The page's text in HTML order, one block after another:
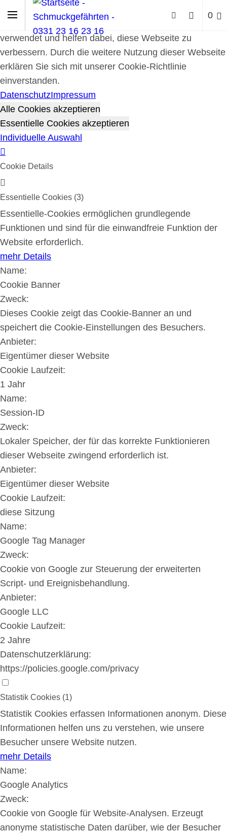
Cookie-Richtlinie
Cookies werden zur Benutzerführung und Webanalyse
verwendet und helfen dabei, diese Webseite zu
verbessern. Durch die weitere Nutzung dieser Webseite
erklären Sie sich mit unserer Cookie-Richtlinie
einverstanden.
DatenschutzImpressum
Alle Cookies akzeptieren
Essentielle Cookies akzeptieren
Individuelle Auswahl
Cookie Details
Essentielle Cookies (3)
Essentielle-Cookies ermöglichen grundlegende
Funktionen und sind für die einwandfreie Funktion der
Website erforderlich.
mehr Details
Name:
Cookie Banner
Zweck:
Dieses Cookie zeigt das Cookie-Banner an und
speichert die Cookie-Einstellungen des Besuchers.
Anbieter:
Eigentümer dieser Website
Cookie Laufzeit:
1 Jahr
Name:
Session-ID
Zweck:
Lokaler Speicher, der für das korrekte Funktionieren
dieser Webseite zwingend erforderlich ist.
Anbieter:
Eigentümer dieser Website
Cookie Laufzeit:
diese Sitzung
Name:
Google Tag Manager
Zweck:
Cookie von Google zur Steuerung der erweiterten
Script- und Ereignisbehandlung.
Anbieter:
Google LLC
Cookie Laufzeit:
2 Jahre
Datenschutzerklärung:
https://policies.google.com/privacy
Statistik Cookies (1)
Statistik Cookies erfassen Informationen anonym. Diese
Informationen helfen uns zu verstehen, wie unsere
Besucher unsere Website nutzen.
mehr Details
Name:
Google Analytics
Zweck:
Cookie von Google für Website-Analysen. Erzeugt
anonyme statistische Daten darüber, wie der Besucher
0